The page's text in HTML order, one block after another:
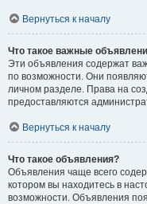
Вернуться к началу
Что такое важные
Эти объявления содержат
по возможности. Они
личном разделе. Права на
предоставляются
Вернуться к началу
Что такое объявления?
Объявления чаще всего
котором вы находитесь в
возможности. Объявления